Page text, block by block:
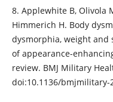
8. Applewhite B, Olivola
Himmerich H. Body
dysmorphia, weight and
of appearance-
review. BMJ Military
doi:10.1136/bmjmilitary-